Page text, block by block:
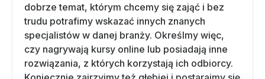
dobrze temat, którym chcemy się zająć i bez
trudu potrafimy wskazać innych znanych
specjalistów w danej branży. Określmy więc,
czy nagrywają kursy online lub posiadają inne
rozwiązania, z których korzystają ich odbiorcy.